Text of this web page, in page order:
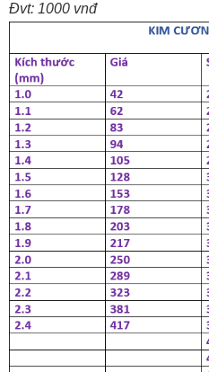
Đvt: 1000 vnđ